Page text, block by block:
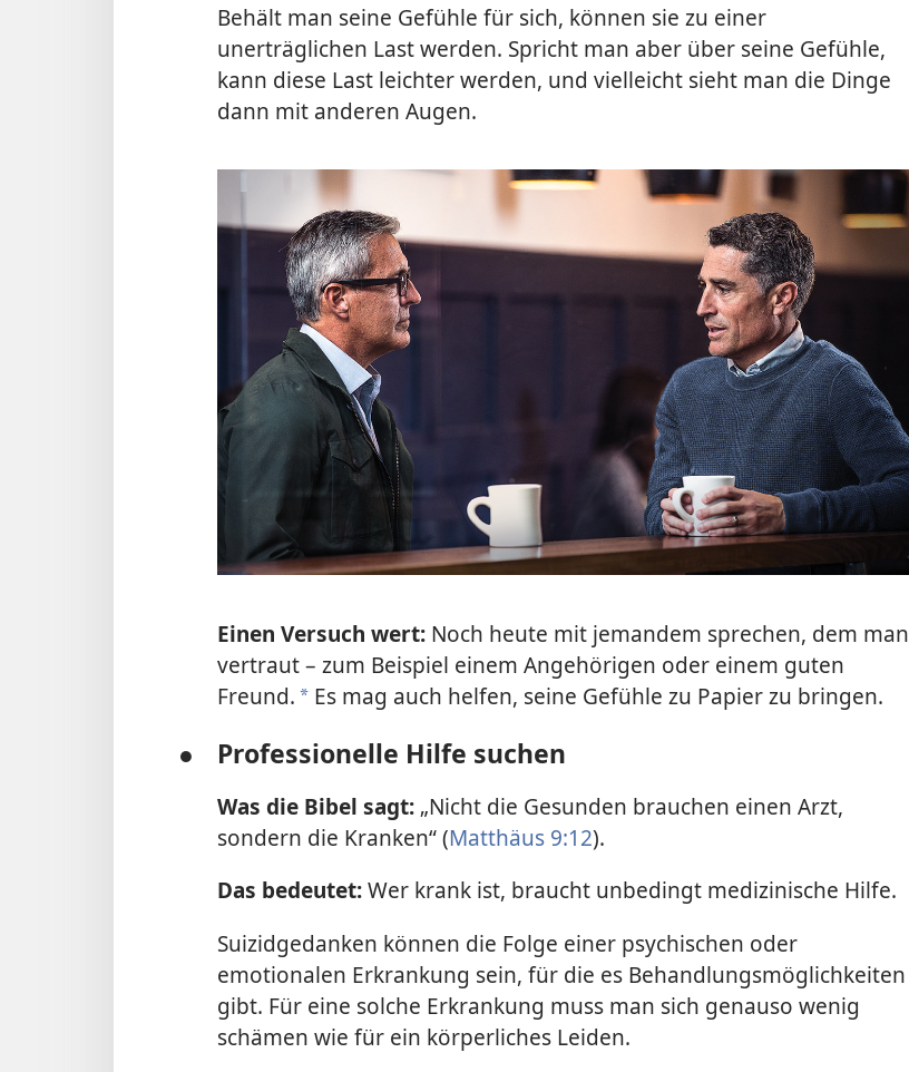
Behält man seine Gefühle für sich, können sie zu einer
unerträglichen Last werden. Spricht man aber über seine Gefühle,
kann diese Last leichter werden, und vielleicht sieht man die Dinge
dann mit anderen Augen.
Einen Versuch wert:Noch heute mit jemandem sprechen, dem man
vertraut – zum Beispiel einem Angehörigen oder einem guten
Freund. aEs mag auch helfen, seine Gefühle zu Papier zu bringen.
● Professionelle Hilfe suchen
Was die Bibel sagt:„Nicht die Gesunden brauchen einen Arzt,
sondern die Kranken“ (Matthäus 9:12).
Das bedeutet:Wer krank ist, braucht unbedingt medizinische Hilfe.
Suizidgedanken können die Folge einer psychischen oder
emotionalen Erkrankung sein, für die es Behandlungs­möglichkeiten
gibt. Für eine solche Erkrankung muss man sich genauso wenig
schämen wie für ein körperliches Leiden.